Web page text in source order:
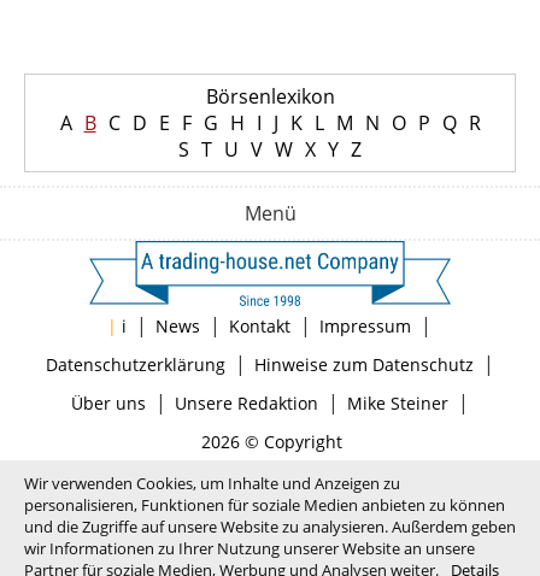
Börsenlexikon
A B C D E F G H I J K L M N O P Q R
S T U V W X Y Z
Menü
| i | News | Kontakt | Impressum |
Datenschutzerklärung| Hinweise zum Datenschutz |
Über uns | Unsere Redaktion | Mike Steiner|
2026 © Copyright
Wir verwenden Cookies, um Inhalte und Anzeigen zu
personalisieren, Funktionen für soziale Medien anbieten zu können
und die Zugriffe auf unsere Website zu analysieren. Außerdem geben
wir Informationen zu Ihrer Nutzung unserer Website an unsere
Partner für soziale Medien, Werbung und Analysen weiter.
Details